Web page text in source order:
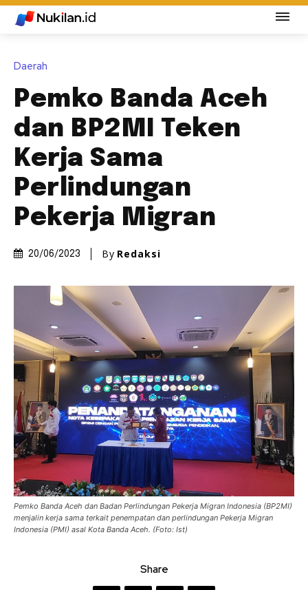
Daerah
Pemko Banda Aceh
dan BP2MI Teken
Kerja Sama
Perlindungan
Pekerja Migran
20/06/2023 By Redaksi
Pemko Banda Aceh dan Badan Perlindungan Pekerja Migran Indonesia (BP2MI)
menjalin kerja sama terkait penempatan dan perlindungan Pekerja Migran
Indonesia (PMI) asal Kota Banda Aceh. (Foto: Ist)
Share